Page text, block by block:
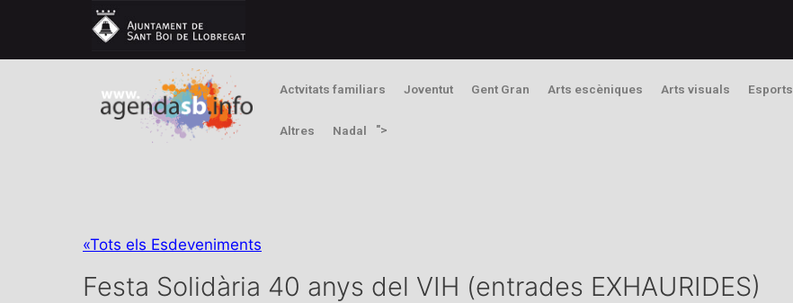
Actvitats familiars Joventut Gent Gran Arts escèniques Arts visuals Esports
Altres Nadal ">
«Tots els Esdeveniments
Festa Solidària 40 anys del VIH (entrades EXHAURIDES)